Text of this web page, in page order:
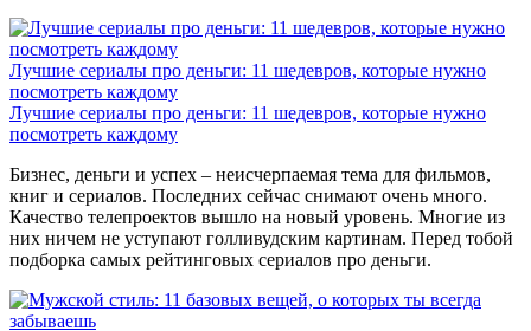
Лучшие сериалы про деньги: 11 шедевров, которые нужно
посмотреть каждому
Лучшие сериалы про деньги: 11 шедевров, которые нужно
посмотреть каждому
Бизнес, деньги и успех – неисчерпаемая тема для фильмов,
книг и сериалов. Последних сейчас снимают очень много.
Качество телепроектов вышло на новый уровень. Многие из
них ничем не уступают голливудским картинам. Перед тобой
подборка самых рейтинговых сериалов про деньги.